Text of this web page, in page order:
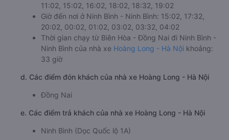
11:02, 15:02, 16:02, 18:02, 18:32, 19:02
Giờ đến nơi ở Ninh Bình - Ninh Bình: 15:02, 17:32,
20:02, 00:02, 01:02, 03:02, 03:32, 04:02
Thời gian chạy từ Biên Hòa - Đồng Nai đi Ninh Bình -
Ninh Bình của nhà xe Hoàng Long - Hà Nội khoảng:
33 giờ
d. Các điểm đón khách của nhà xe Hoàng Long - Hà Nội
Đồng Nai
e. Các điểm trả khách của nhà xe Hoàng Long - Hà Nội
Ninh Bình (Dọc Quốc lộ 1A)